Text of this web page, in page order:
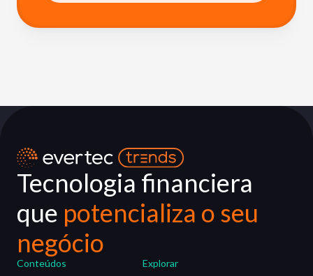
Tecnologia financiera
que potencializa o seu
negócio
Conteúdos
Explorar